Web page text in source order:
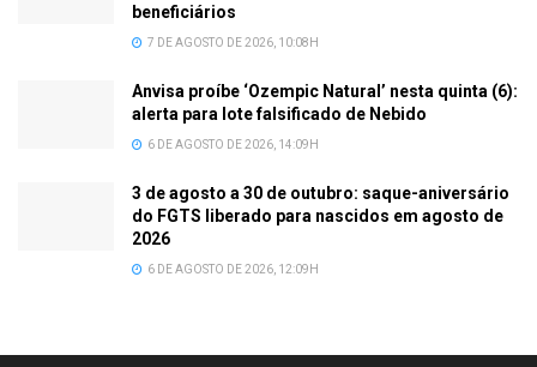
beneficiários
7 DE AGOSTO DE 2026, 10:08H
Anvisa proíbe ‘Ozempic Natural’ nesta quinta (6):
alerta para lote falsificado de Nebido
6 DE AGOSTO DE 2026, 14:09H
3 de agosto a 30 de outubro: saque-aniversário
do FGTS liberado para nascidos em agosto de
2026
6 DE AGOSTO DE 2026, 12:09H